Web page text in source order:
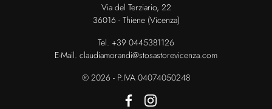
Via del Terziario, 22
36016 - Thiene (Vicenza)
Tel. +39 0445381126
E-Mail. claudiamorandi@stosastorevicenza.com
® 2026 - P.IVA 04074050248